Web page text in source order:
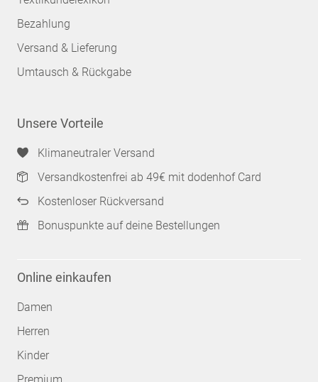
Bezahlung
Versand & Lieferung
Umtausch & Rückgabe
Unsere Vorteile
Klimaneutraler Versand
Versandkostenfrei ab 49€ mit dodenhof Card
Kostenloser Rückversand
Bonuspunkte auf deine Bestellungen
Online einkaufen
Damen
Herren
Kinder